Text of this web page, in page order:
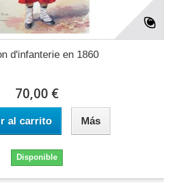
d'infanterie en 1860
70,00 €
al carrito Más
Disponible